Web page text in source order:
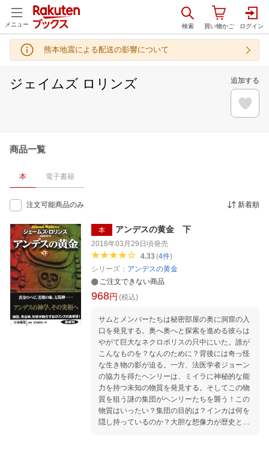
メニュー
熊本地震による配送の影響について
ジェイムズ ロリンズ 追加する
商品一覧
本 電子書籍
注文可能商品のみ 新着順
本 アンデスの黄金 下
2018年03月29日頃発売
4.33(4件)
シリーズ： アンデスの黄金
ご注文できない商品
968円 (税込)
サムとメンバーたちは秘密部屋の奥に洞窟の入
口を発見する。奥へ奥へと探索を進める彼らは
やがて巨大なネクロポリスの只中にいた。誰が
こんなものを？なんのために？背後には奇っ怪
な生き物の影が迫る。一方、法医学者ジョーン
の協力を得たヘンリーは、ミイラに神秘的な能
力を持つ未知の物質を発見する。そしてこの物
質を狙う謎の集団がヘンリーたちを襲う！この
物質はいったい？集団の目的は？インカは何を
隠し持っているのか？大胆な想像力が歴史と戯